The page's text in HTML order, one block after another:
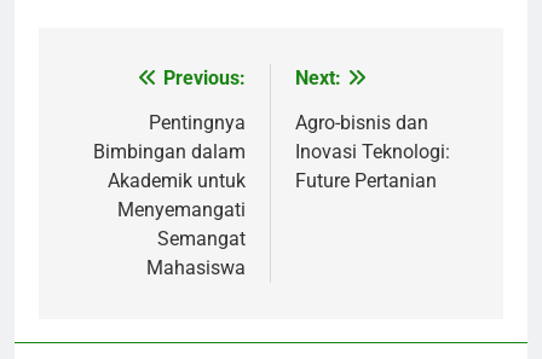
navigation
Previous:
Pentingnya
Bimbingan dalam
Akademik untuk
Menyemangati
Semangat
Mahasiswa
Next:
Agro-bisnis dan
Inovasi Teknologi:
Future Pertanian